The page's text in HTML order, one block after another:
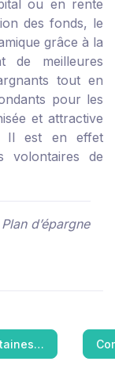
ou en rente
des fonds, le
grâce à la
de meilleures
tout en
pour les
et attractive
Il est en effet
volontaires de
d’épargne